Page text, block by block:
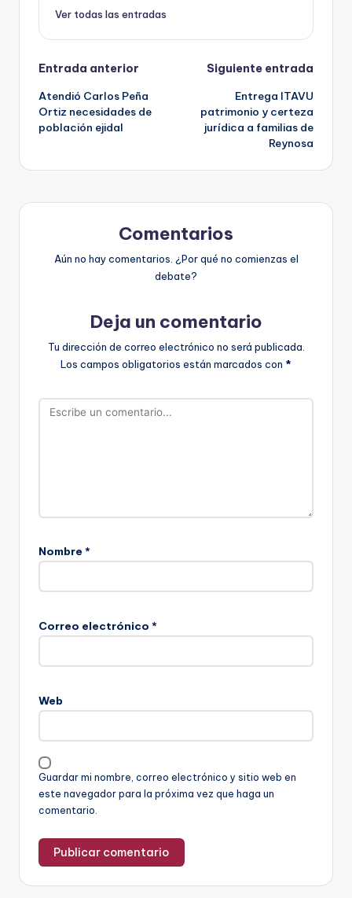
Ver todas las entradas
Navegación
de
entradas
Entrada anterior
Atendió Carlos Peña
Ortiz necesidades de
población ejidal
Siguiente entrada
Entrega ITAVU
patrimonio y certeza
jurídica a familias de
Reynosa
Comentarios
Aún no hay comentarios. ¿Por qué no comienzas el
debate?
Deja un comentario
Tu dirección de correo electrónico no será publicada.
Los campos obligatorios están marcados con *
Nombre *
Correo electrónico *
Web
Guardar mi nombre, correo electrónico y sitio web en
este navegador para la próxima vez que haga un
comentario.